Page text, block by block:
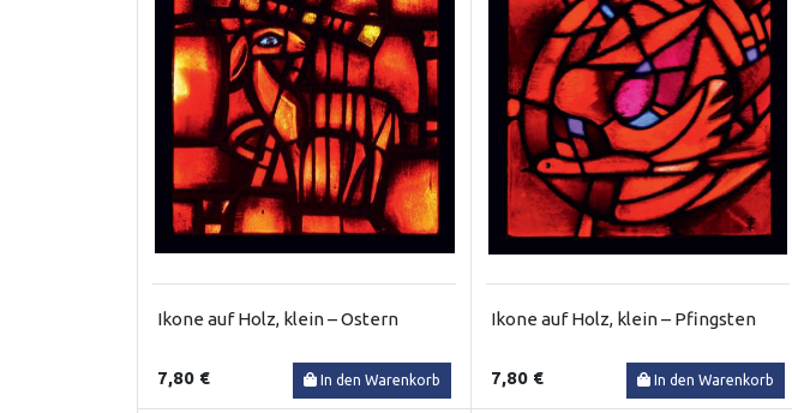
Ikone auf Holz, klein – Ostern
7,80 € In den Warenkorb
Ikone auf Holz, klein – Pfingsten
7,80 € In den Warenkorb